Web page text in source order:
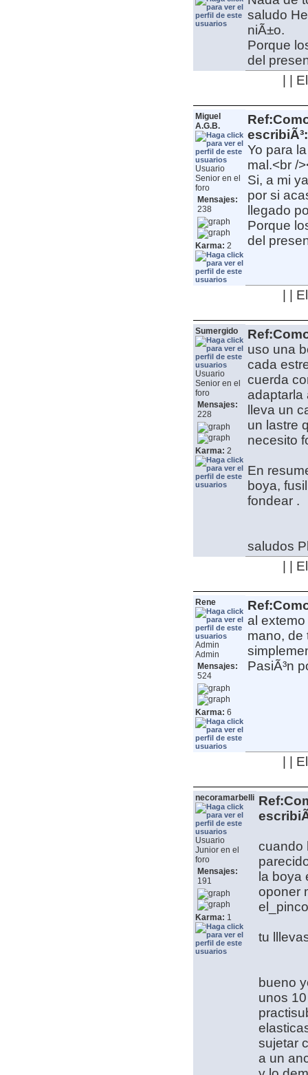
saludo
niÃ±o.
Porque
del
| |
Miguel
A.G.B.
Usuario
Senior en el
foro
Mensajes:
238
Karma: 2
escribiÃ³:
Yo para
mal.<br /
Si, a mi
por si
llegado
Porque
del
| |
Sumergido
Usuario
Senior en el
foro
Mensajes:
228
Karma: 2
uso una
cada
cuerda
adaptarla
lleva un
un lastre
necesito
En
boya,
fondear .
saludos
| |
Rene
Admin
Admin
Mensajes:
524
Karma: 6
al
mano, de
PasiÃ³n
| |
necoramarbelli
Usuario
Junior en el
foro
Mensajes:
191
Karma: 1
cuando
la boya
oponer
tu
bueno
unos
sujetar
a un